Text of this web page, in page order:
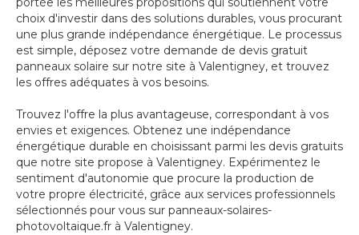
choix d'investir dans des solutions durables, vous procurant
une plus grande indépendance énergétique. Le processus
est simple, déposez votre demande de devis gratuit
panneaux solaire sur notre site à Valentigney, et trouvez
les offres adéquates à vos besoins.
Trouvez l'offre la plus avantageuse, correspondant à vos
envies et exigences. Obtenez une indépendance
énergétique durable en choisissant parmi les devis gratuits
que notre site propose à Valentigney. Expérimentez le
sentiment d'autonomie que procure la production de
votre propre électricité, grâce aux services professionnels
sélectionnés pour vous sur panneaux-solaires-
photovoltaique.fr à Valentigney.